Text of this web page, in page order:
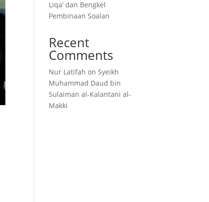
Liqa’ dan Bengkel
Pembinaan Soalan
Recent
Comments
Nur Latifah onSyeikh
Muhammad Daud bin
Sulaiman al-Kalantani al-
Makki